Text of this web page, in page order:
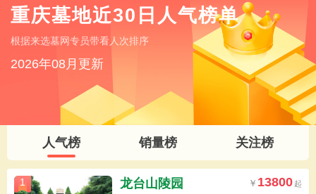
重庆墓地近30日人气榜单
根据来选墓网专员带看人次排序
2026年08月更新
人气榜 销量榜 关注榜
1 龙台山陵园 13800